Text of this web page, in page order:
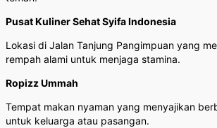
Pusat Kuliner Sehat Syifa Indonesia
Lokasi di Jalan Tanjung Pangimpuan yang
rempah alami untuk menjaga stamina.
Ropizz Ummah
Tempat makan nyaman yang menyajikan
untuk keluarga atau pasangan.